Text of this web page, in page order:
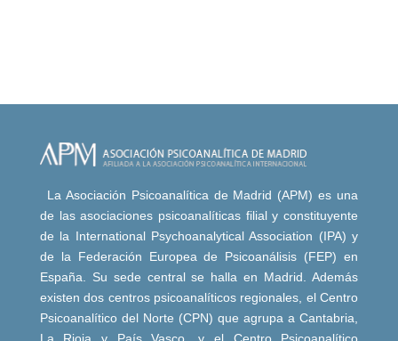
La Asociación Psicoanalítica de Madrid (APM) es una
de las asociaciones psicoanalíticas filial y constituyente
de la International Psychoanalytical Association (IPA) y
de la Federación Europea de Psicoanálisis (FEP) en
España. Su sede central se halla en Madrid. Además
existen dos centros psicoanalíticos regionales, el Centro
Psicoanalítico del Norte (CPN) que agrupa a Cantabria,